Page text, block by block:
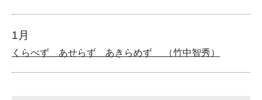
1月
くらべず あせらず あきらめず （竹中智秀）